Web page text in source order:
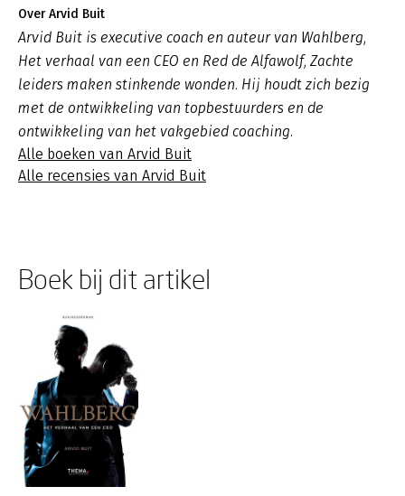
Over Arvid Buit
Arvid Buit is executive coach en auteur van Wahlberg,
Het verhaal van een CEO en Red de Alfawolf, Zachte
leiders maken stinkende wonden. Hij houdt zich bezig
met de ontwikkeling van topbestuurders en de
ontwikkeling van het vakgebied coaching.
Alle boeken van Arvid Buit
Alle recensies van Arvid Buit
Boek bij dit artikel